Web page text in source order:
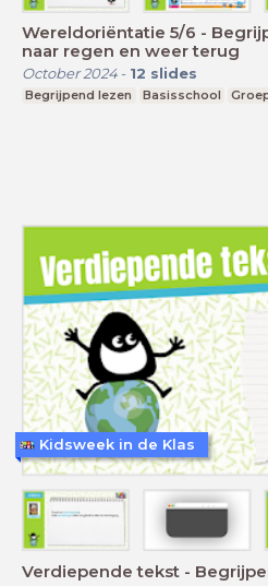
Wereldoriëntatie 5/6 - Begrijpend
naar regen en weer terug
October 2024- 12 slides
Begrijpend lezen Basisschool
Kidsweek in de Klas